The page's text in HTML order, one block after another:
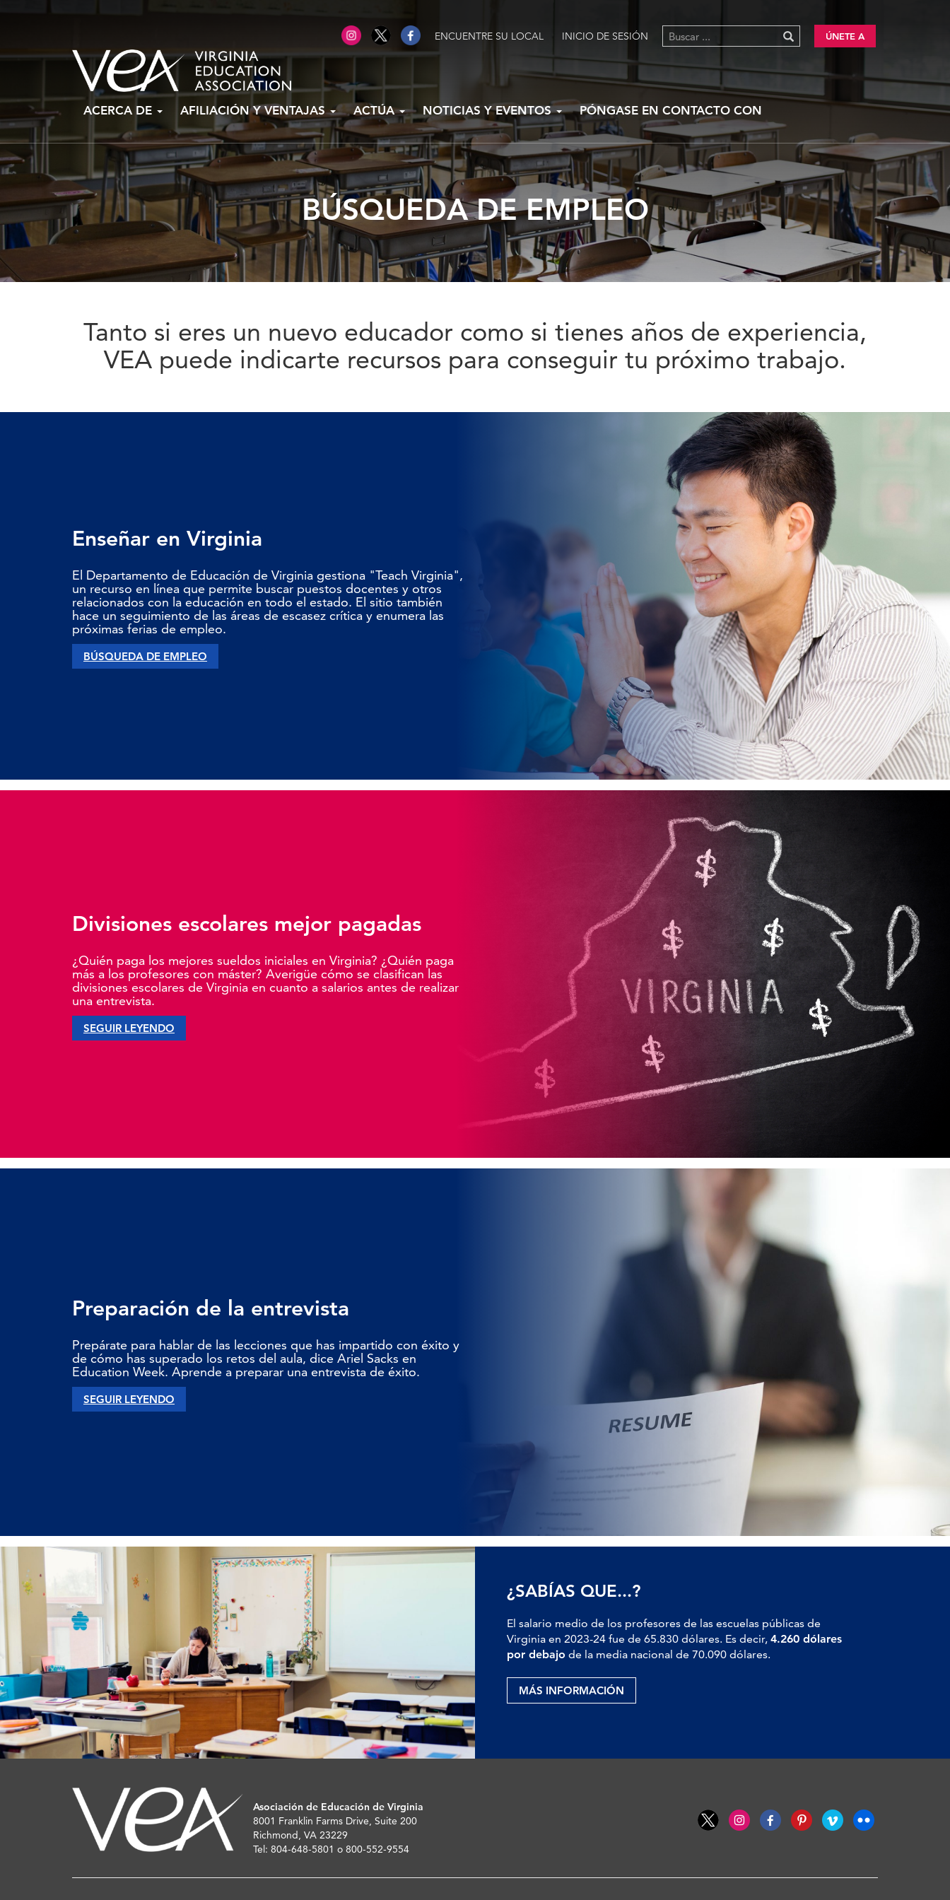
ENCUENTRE SU LOCAL INICIO DE SESIÓN ÚNETE A
Ir
ACERCA DE AFILIACIÓN Y VENTAJAS ACTÚA NOTICIAS Y EVENTOS PÓNGASE EN CONTACTO CON
BÚSQUEDA DE EMPLEO
Tanto si eres un nuevo educador como si tienes años de experiencia,
VEA puede indicarte recursos para conseguir tu próximo trabajo.
Enseñar en Virginia
El Departamento de Educación de Virginia gestiona "Teach Virginia",
un recurso en línea que permite buscar puestos docentes y otros
relacionados con la educación en todo el estado. El sitio también
hace un seguimiento de las áreas de escasez crítica y enumera las
próximas ferias de empleo.
BÚSQUEDA DE EMPLEO
Divisiones escolares mejor pagadas
¿Quién paga los mejores sueldos iniciales en Virginia? ¿Quién paga
más a los profesores con máster? Averigüe cómo se clasifican las
divisiones escolares de Virginia en cuanto a salarios antes de realizar
una entrevista.
SEGUIR LEYENDO
Preparación de la entrevista
Prepárate para hablar de las lecciones que has impartido con éxito y
de cómo has superado los retos del aula, dice Ariel Sacks en
Education Week. Aprende a preparar una entrevista de éxito.
SEGUIR LEYENDO
¿SABÍAS QUE...?
El salario medio de los profesores de las escuelas públicas de
Virginia en 2023-24 fue de 65.830 dólares. Es decir, 4.260 dólares
por debajo de la media nacional de 70.090 dólares.
MÁS INFORMACIÓN
Asociación de Educación de Virginia
8001 Franklin Farms Drive, Suite 200
Richmond, VA 23229
Tel: 804-648-5801 o 800-552-9554